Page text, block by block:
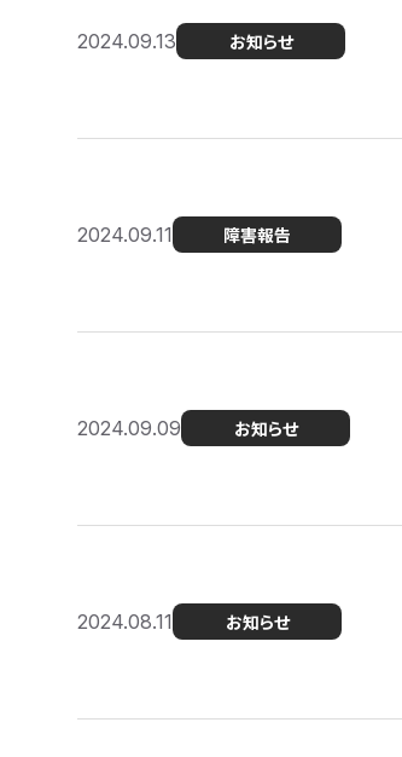
2024.09.13 お知らせ
2024.09.11 障害報告
2024.09.09 お知らせ
2024.08.11 お知らせ